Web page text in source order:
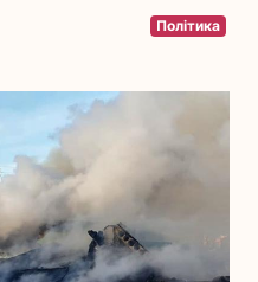
Політика